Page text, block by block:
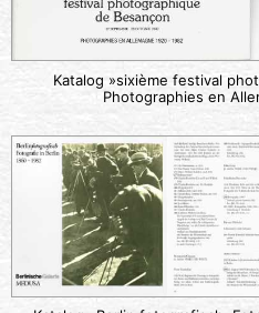
Katalog »sixième festival
Photographies en